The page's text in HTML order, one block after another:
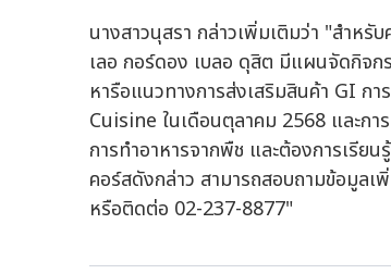
นางสาวนุสรา กล่าวเพิ่มเติมว่า "สำห
เลอ กอร์ดอง เบลอ ดุสิต มีแผนจัดกิจก
หารือแนวทางการส่งเสริมสินค้า GI ก
Cuisine ในเดือนตุลาคม 2568 และก
การทำอาหารจากพืช และต้องการเรีย
คอร์สดังกล่าว สามารถสอบถามข้อมู
หรือติดต่อ 02-237-8877"